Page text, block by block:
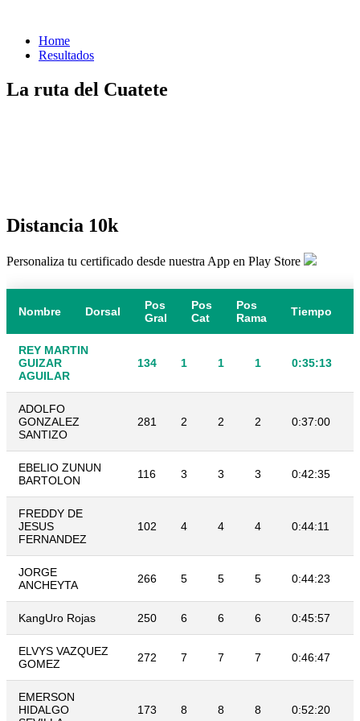
Home
Resultados
La ruta del Cuatete
Distancia 10k
Personaliza tu certificado desde nuestra App en Play Store
Nombre Dorsal
Pos
Gral
Pos
Cat
Pos
Rama
Tiempo
REY MARTIN
GUIZAR
AGUILAR
134 1 1 1 0:35:13
ADOLFO
GONZALEZ
SANTIZO
281 2 2 2 0:37:00
EBELIO ZUNUN
BARTOLON
116 3 3 3 0:42:35
FREDDY DE
JESUS
FERNANDEZ
102 4 4 4 0:44:11
JORGE
ANCHEYTA
266 5 5 5 0:44:23
KangUro Rojas 250 6 6 6 0:45:57
ELVYS VAZQUEZ
GOMEZ
272 7 7 7 0:46:47
EMERSON
HIDALGO
173 8 8 8 0:52:20